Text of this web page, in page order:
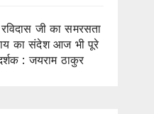
जी का समरसता
का संदेश आज भी पूरे
: जयराम ठाकुर